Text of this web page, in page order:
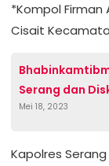
*Kompol Firman
Cisait
Serang dan
Membahas
Mei 18, 2023
Kapolres Serang